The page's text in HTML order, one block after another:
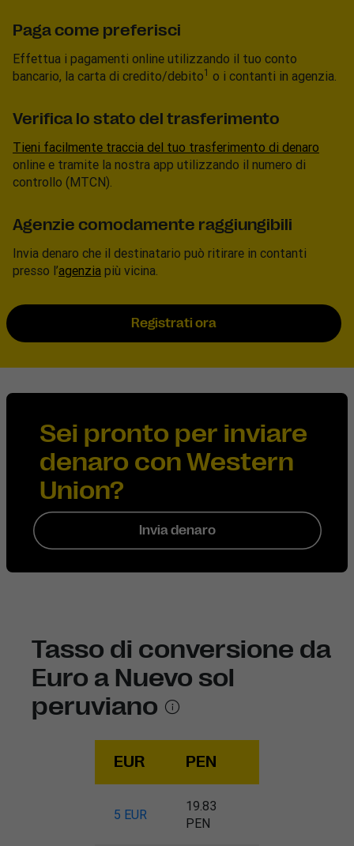
Paga come preferisci
Effettua i pagamenti online utilizzando il tuo conto
bancario, la carta di credito/debito1 o i contanti in agenzia.
Verifica lo stato del trasferimento
Tieni facilmente traccia del tuo trasferimento di denaro
online e tramite la nostra app utilizzando il numero di
controllo (MTCN).
Agenzie comodamente raggiungibili
Invia denaro che il destinatario può ritirare in contanti
presso l’agenzia più vicina.
Registrati ora
Sei pronto per inviare
denaro con Western
Union?
Invia denaro
Tasso di conversione da
Euro a Nuevo sol
peruviano
EUR PEN
5 EUR
19.83
PEN